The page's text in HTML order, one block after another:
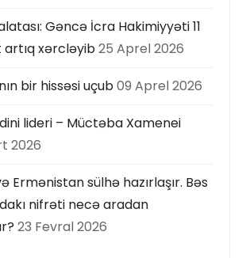
Gəncə İcra Hakimiyyəti 11
xərcləyib25 Aprel 2026
bir hissəsi uçub09 Aprel 2026
lideri – Müctəba Xamenei
2026
Ermənistan sülhə hazırlaşır. Bəs
nifrəti necə aradan
23 Fevral 2026